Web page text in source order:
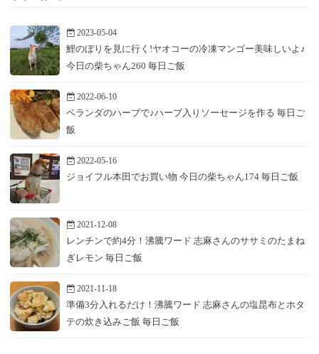
2023-05-04
鯉のぼりを見に行く!ヤオコーの冷凍マンゴー美味しいよ♪
今日の柴ちゃん260 毎日ご飯
2022-06-10
ベランダのハーブで♪ハーブ入りソーセージを作る 毎日ご
飯
2022-05-16
ジョイフル本田でお買い物 今日の柴ちゃん174 毎日ご飯
2021-12-08
レンチンで約4分！沸騰ワード 志麻さんのササミのたまね
ぎレモン 毎日ご飯
2021-11-18
準備3分入れるだけ！沸騰ワード 志麻さんの塩昆布とホタ
テの炊き込みご飯 毎日ご飯